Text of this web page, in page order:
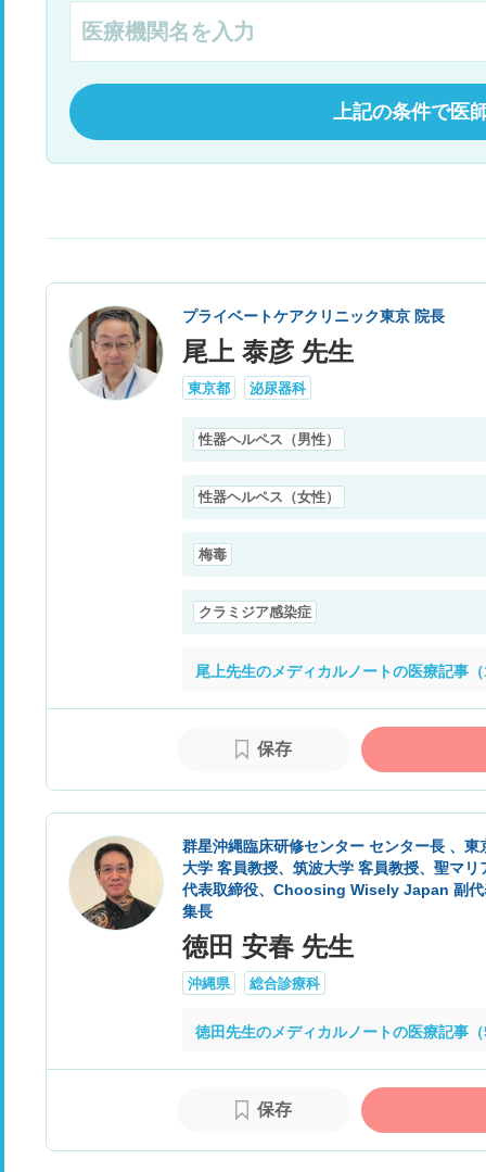
上記の条件で医
プライベートケアクリニック東京 院長
尾上 泰彦 先生
東京都 泌尿器科
性器ヘルペス（男性）
性器ヘルペス（女性）
梅毒
クラミジア感染症
尾上先生のメディカルノートの医療記事
保存
群星沖縄臨床研修センター センター長 、
大学 客員教授、筑波大学 客員教授、聖マ
代表取締役、Choosing Wisely Japan 副
集長
徳田 安春 先生
沖縄県 総合診療科
徳田先生のメディカルノートの医療記事
保存